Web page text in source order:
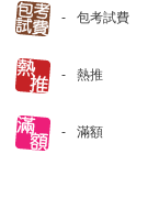
包考試費
熱推
滿額